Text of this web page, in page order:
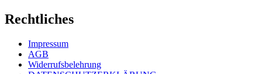
Rechtliches
Impressum
AGB
Widerrufsbelehrung